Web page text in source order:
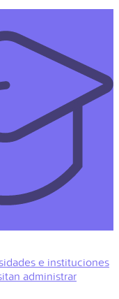
e instituciones
administrar